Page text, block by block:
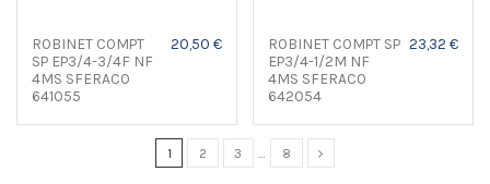
ROBINET COMPT
SP EP3/4-3/4F NF
4MS SFERACO
641055
20,50 €
ROBINET COMPT SP
EP3/4-1/2M NF
4MS SFERACO
642054
23,32 €
1 2 3 8